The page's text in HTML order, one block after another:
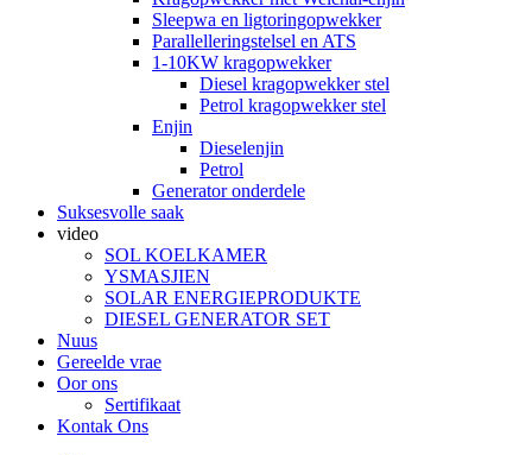
Sleepwa en ligtoringopwekker
Parallelleringstelsel en ATS
1-10KW kragopwekker
Diesel kragopwekker stel
Petrol kragopwekker stel
Enjin
Dieselenjin
Petrol
Generator onderdele
Suksesvolle saak
video
SOL KOELKAMER
YSMASJIEN
SOLAR ENERGIEPRODUKTE
DIESEL GENERATOR SET
Nuus
Gereelde vrae
Oor ons
Sertifikaat
Kontak Ons